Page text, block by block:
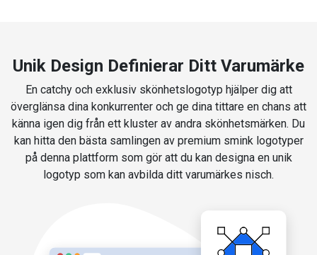
Unik Design Definierar Ditt Varumärke
En catchy och exklusiv skönhetslogotyp hjälper dig att
överglänsa dina konkurrenter och ge dina tittare en chans att
känna igen dig från ett kluster av andra skönhetsmärken. Du
kan hitta den bästa samlingen av premium smink logotyper
på denna plattform som gör att du kan designa en unik
logotyp som kan avbilda ditt varumärkes nisch.